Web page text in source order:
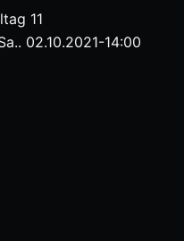
11
02.10.2021-14:00